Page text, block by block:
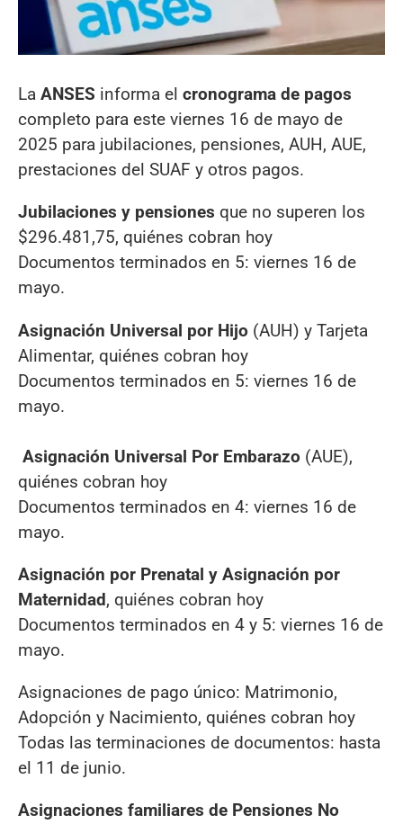
La ANSES informa el cronograma de pagos
completo para este viernes 16 de mayo de
2025 para jubilaciones, pensiones, AUH, AUE,
prestaciones del SUAF y otros pagos.
Jubilaciones y pensiones que no superen los
$296.481,75, quiénes cobran hoy
Documentos terminados en 5: viernes 16 de
mayo.
Asignación Universal por Hijo (AUH) y Tarjeta
Alimentar, quiénes cobran hoy
Documentos terminados en 5: viernes 16 de
mayo.
Asignación Universal Por Embarazo (AUE),
quiénes cobran hoy
Documentos terminados en 4: viernes 16 de
mayo.
Asignación por Prenatal y Asignación por
Maternidad, quiénes cobran hoy
Documentos terminados en 4 y 5: viernes 16 de
mayo.
Asignaciones de pago único: Matrimonio,
Adopción y Nacimiento, quiénes cobran hoy
Todas las terminaciones de documentos: hasta
el 11 de junio.
Asignaciones familiares de Pensiones No